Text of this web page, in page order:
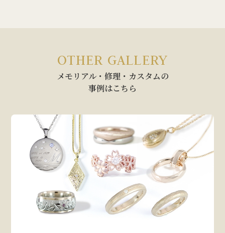
OTHER GALLERY
メモリアル・修理・カスタムの
事例はこちら